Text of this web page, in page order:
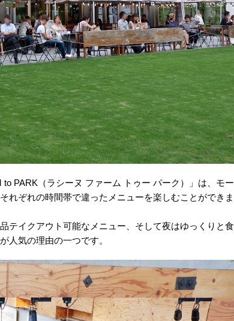
PARK（ラシーヌ ファーム トゥー パーク）」は、モー
れぞれの時間帯で違ったメニューを楽しむことができま
テイクアウト可能なメニュー、そして夜はゆっくりと食
人気の理由の一つです。